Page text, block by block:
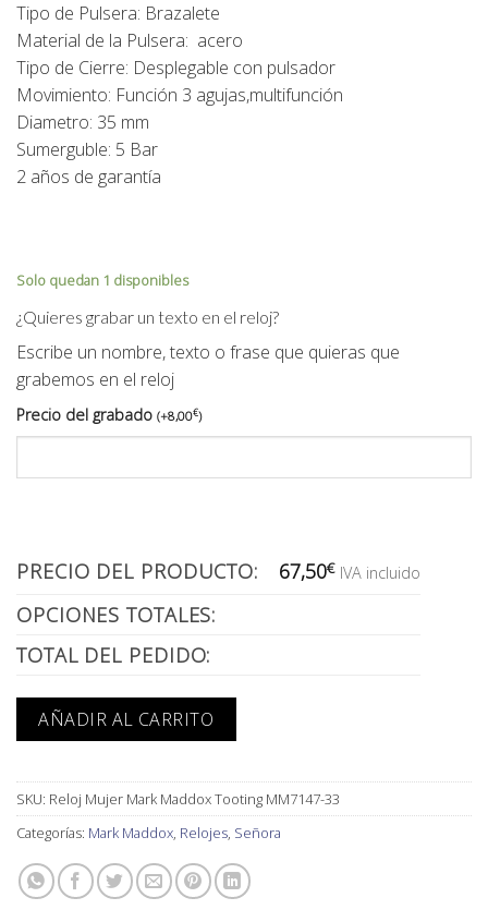
Tipo de Pulsera: Brazalete
Material de la Pulsera: acero
Tipo de Cierre: Desplegable con pulsador
Movimiento: Función 3 agujas,multifunción
Diametro: 35 mm
Sumerguble: 5 Bar
2 años de garantía
Solo quedan 1 disponibles
¿Quieres grabar un texto en el reloj?
Escribe un nombre, texto o frase que quieras que
grabemos en el reloj
Precio del grabado (+8,00€)
PRECIO DEL PRODUCTO: 67,50€ IVA incluido
OPCIONES TOTALES:
TOTAL DEL PEDIDO:
AÑADIR AL CARRITO
SKU: Reloj Mujer Mark Maddox Tooting MM7147-33
Categorías: Mark Maddox, Relojes, Señora